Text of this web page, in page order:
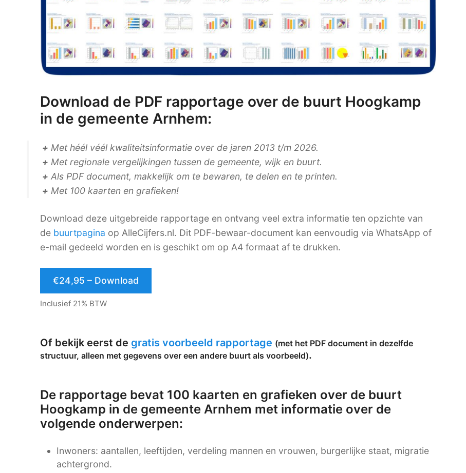
Download de PDF rapportage over de buurt Hoogkamp
in de gemeente Arnhem:
+ Met héél véél kwaliteitsinformatie over de jaren 2013 t/m 2026.
+ Met regionale vergelijkingen tussen de gemeente, wijk en buurt.
+ Als PDF document, makkelijk om te bewaren, te delen en te printen.
+ Met 100 kaarten en grafieken!
Download deze uitgebreide rapportage en ontvang veel extra informatie ten opzichte van
de buurtpagina op AlleCijfers.nl. Dit PDF-bewaar-document kan eenvoudig via WhatsApp of
e-mail gedeeld worden en is geschikt om op A4 formaat af te drukken.
€24,95 – Download
Inclusief 21% BTW
Of bekijk eerst de gratis voorbeeld rapportage (met het PDF document in dezelfde
structuur, alleen met gegevens over een andere buurt als voorbeeld).
De rapportage bevat 100 kaarten en grafieken over de buurt
Hoogkamp in de gemeente Arnhem met informatie over de
volgende onderwerpen:
Inwoners: aantallen, leeftijden, verdeling mannen en vrouwen, burgerlijke staat, migratie
achtergrond.